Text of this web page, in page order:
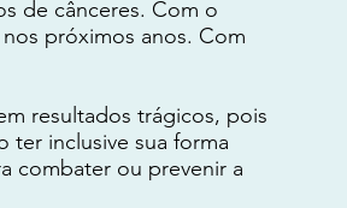
de cânceres. Com o
próximos anos. Com
resultados trágicos, pois
ter inclusive sua forma
combater ou prevenir a